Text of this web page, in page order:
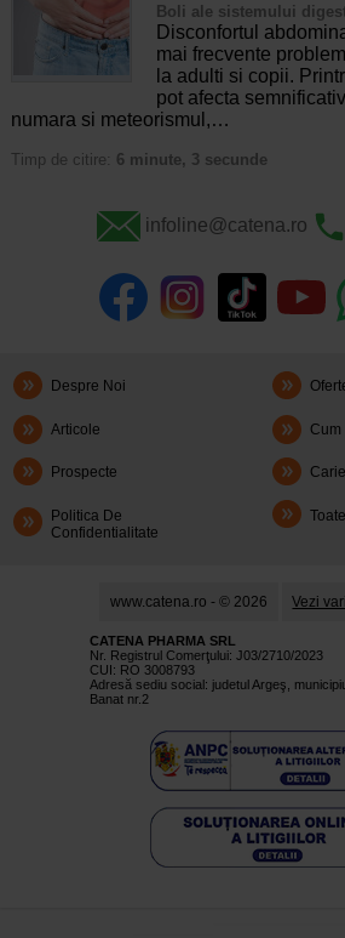
Boli ale sistemului
Disconfortul
mai frecvente
la adulti si copii.
pot afecta
numara si meteorismul,…
Timp de citire: 6 minute, 3 secunde
infoline@catena.ro
Despre Noi
Articole Cum
Prospecte
Politica De
Confidentialitate
www.catena.ro - © 2026 Vezi
CATENA PHARMA SRL
Nr. Registrul Comerţului: J03/2710/2023
CUI: RO 3008793
Adresă sediu social: judetul Argeş,
Banat nr.2